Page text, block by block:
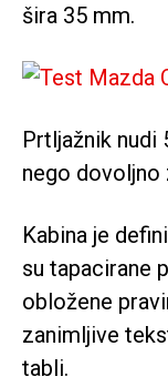
šira 35 mm.
Prtljažnik nudi
nego dovoljno
Kabina je
su tapacirane
obložene
zanimljive
tabli.